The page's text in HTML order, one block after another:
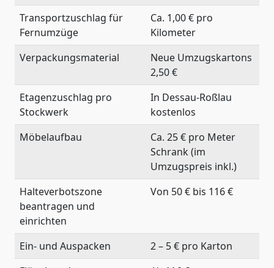
Transportzuschlag für
Fernumzüge
Ca. 1,00 € pro
Kilometer
Verpackungsmaterial
Neue Umzugskartons
2,50 €
Etagenzuschlag pro
Stockwerk
In Dessau-Roßlau
kostenlos
Möbelaufbau
Ca. 25 € pro Meter
Schrank (im
Umzugspreis inkl.)
Halteverbotszone
beantragen und
einrichten
Von 50 € bis 116 €
Ein- und Auspacken
2 – 5 € pro Karton